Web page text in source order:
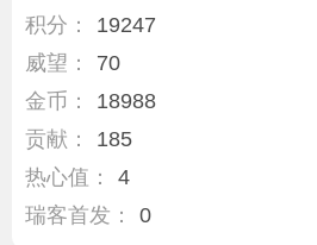
积分：
19247
威望：
70
金币：
18988
贡献：
185
热心值：
4
瑞客首发：
0